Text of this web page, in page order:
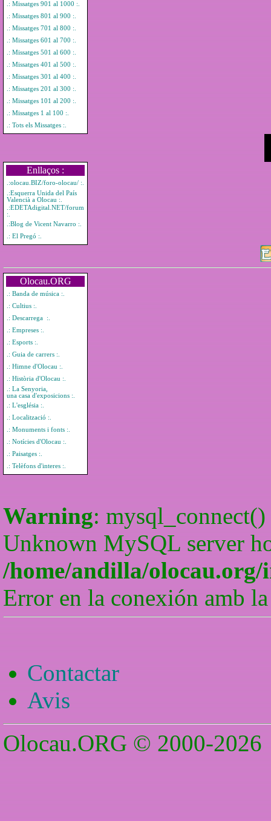
.: Missatges 901 al 1000 :.
.: Missatges 801 al 900 :.
.: Missatges 701 al 800 :.
.: Missatges 601 al 700 :.
.: Missatges 501 al 600 :.
.: Missatges 401 al 500 :.
.: Missatges 301 al 400 :.
.: Missatges 201 al 300 :.
.: Missatges 101 al 200 :.
.: Missatges 1 al 100 :.
.: Tots els Missatges :.
Enllaços :
.:olocau.BIZ/foro-olocau/ :.
.:Esquerra Unida del País
Valencià a Olocau :.
.:EDETAdigital.NET/forum
:.
.:Blog de Vicent Navarro :.
.: El Pregó :.
Olocau.ORG
.: Banda de música :.
.: Cultius :.
.: Descarrega :.
.: Empreses :.
.: Esports :.
.: Guia de carrers :.
.: Himne d'Olocau :.
.: Història d'Olocau :.
.: La Senyoria,
una casa d'exposicions :.
.: L'església :.
.: Localització :.
.: Monuments i fonts :.
.: Notícies d'Olocau :.
.: Paisatges :.
.: Telèfons d'interes :.
Warning:
Unknown MySQL server
/home/andilla/olocau.org/
Error en la conexión amb
Contactar
Avis
Olocau.ORG © 2000-2026